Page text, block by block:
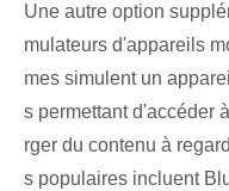
Une autre option
mulateurs d'appareils
mes simulent un
s permettant d'accéder
rger du contenu à
s populaires incluent